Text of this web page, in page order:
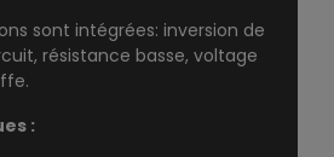
sont intégrées: inversion de
résistance basse, voltage
: